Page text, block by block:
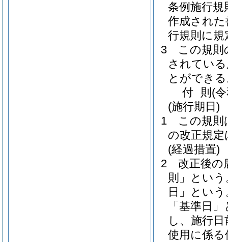
条例施行規
作成され
行規則に
3
この規則
されてい
とができ
付 則 (
(施行期日)
1
この規則
の改正規
(経過措置)
2
改正後の
則」という
日」という
「基準日
し、施行
使用に係